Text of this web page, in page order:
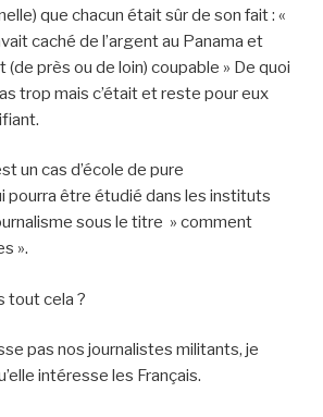
que chacun était sûr de son fait : «
caché de l’argent au Panama et
(de près ou de loin) coupable » De quoi
trop mais c’était et reste pour eux
un cas d’école de pure
pourra être étudié dans les instituts
sous le titre » comment
».
tout cela ?
pas nos journalistes militants, je
intéresse les Français.